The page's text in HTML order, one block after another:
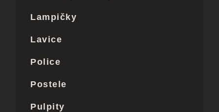
Lampičky
Lavice
Police
Postele
Pulpity